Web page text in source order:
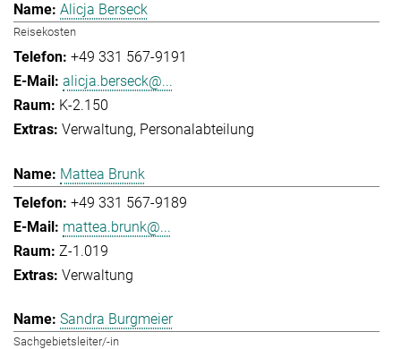
Alicja Berseck
Reisekosten
+49 331 567-9191
alicja.berseck@...
K-2.150
Verwaltung Personalabteilung
Mattea Brunk
+49 331 567-9189
mattea.brunk@...
Z-1.019
Verwaltung
Sandra Burgmeier
Sachgebietsleiter/-in